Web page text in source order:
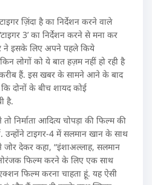
ज़िंदा है का निर्देशन करने वाले
3’ का निर्देशन करने से मना कर
ने इसके लिए अपने पहले किये
लोगों को ये बात हज़म नहीं हो रही है
हैं. इस खबर के सामने आने के बाद
दोनों के बीच शायद कोई
है.
निर्माता आदित्य चोपड़ा की फिल्म की
उन्होंने टाइगर-4 में सलमान खान के साथ
जोर देकर कहा, “इंशाअल्लाह, सलमान
फिल्म करने के लिए एक साथ
फिल्म करना चाहता हूं. यह ऐसी